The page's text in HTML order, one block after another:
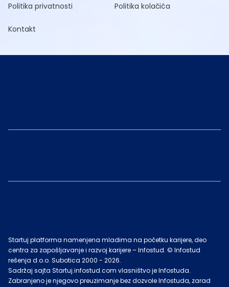
Politika privatnosti Politika kolačića
Kontakt
Startuj platforma namenjena mladima na početku karijere, deo
centra za zapošljavanje i razvoj karijere – Infostud. © Infostud
rešenja d.o.o. Subotica 2000 - 2026.
Sadržaj sajta Startuj.infostud.com vlasništvo je Infostuda.
Zabranjeno je njegovo preuzimanje bez dozvole Infostuda, zarad